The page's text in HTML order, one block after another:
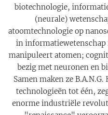
biotechnologie,
(neurale)
atoomtechnologie op
in informatiewetenschap
manipuleert atomen;
bezig met neuronen en
Samen maken ze
technologieën tot één,
enorme industriële